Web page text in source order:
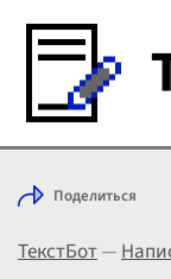
Войти с
Выбрать
Поделиться
ТекстБот—